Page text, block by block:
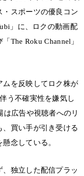
スポーツの優良コン
」に、ロクの動画配
The Roku Channel」
ムを反映してロク株が
う不確実性を嫌気し
広告や視聴者へのリ
買い手が引き受ける
念している。
独立した配信プラッ